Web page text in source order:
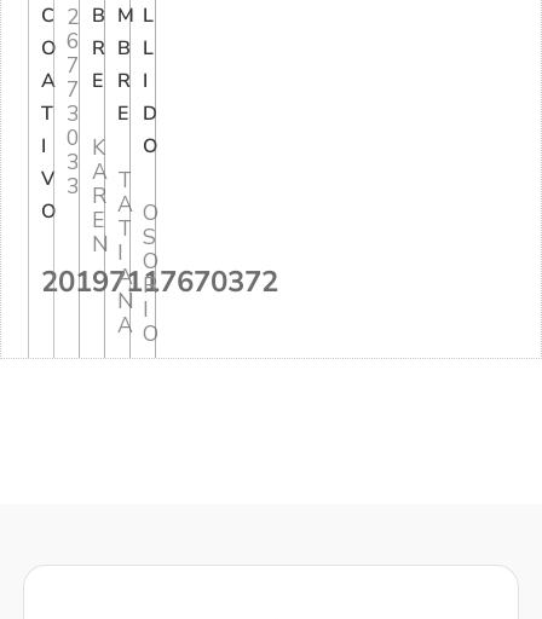
C
O
A
T
I
V
O
20197117670372
2
6
7
7
3
0
3
3
B
R
E
K
A
R
E
N
M
B
R
E
T
A
T
I
A
N
A
L
L
I
D
O
O
S
O
R
I
O